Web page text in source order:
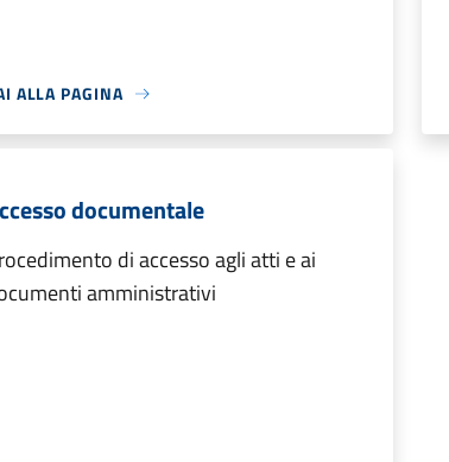
ALLA PAGINA
documentale
di accesso agli atti e ai
amministrativi